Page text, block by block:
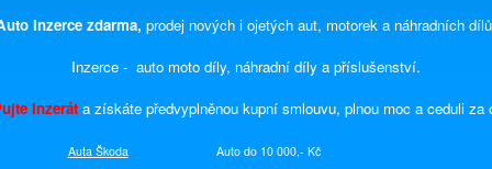
Inzerce zdarma, prodej nových i ojetých aut, motorek a náhradních
Inzerce - auto moto díly, náhradní díly a příslušenství.
Inzerát a získáte předvyplněnou kupní smlouvu, plnou moc a ceduli za
Auta Škoda
Auto do 10 000,- Kč